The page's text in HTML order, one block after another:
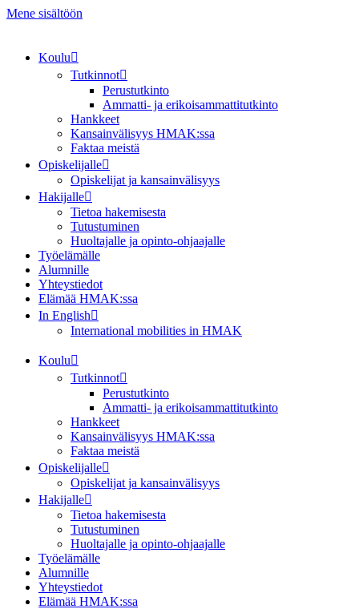
Mene sisältöön
Koulu
Tutkinnot
Perustutkinto
Ammatti- ja erikoisammattitutkinto
Hankkeet
Kansainvälisyys HMAK:ssa
Faktaa meistä
Opiskelijalle
Opiskelijat ja kansainvälisyys
Hakijalle
Tietoa hakemisesta
Tutustuminen
Huoltajalle ja opinto-ohjaajalle
Työelämälle
Alumnille
Yhteystiedot
Elämää HMAK:ssa
In English
International mobilities in HMAK
Koulu
Tutkinnot
Perustutkinto
Ammatti- ja erikoisammattitutkinto
Hankkeet
Kansainvälisyys HMAK:ssa
Faktaa meistä
Opiskelijalle
Opiskelijat ja kansainvälisyys
Hakijalle
Tietoa hakemisesta
Tutustuminen
Huoltajalle ja opinto-ohjaajalle
Työelämälle
Alumnille
Yhteystiedot
Elämää HMAK:ssa